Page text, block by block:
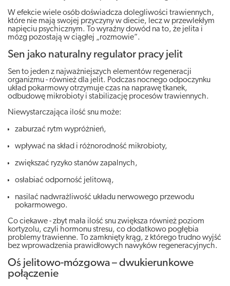
W efekcie wiele osób doświadcza dolegliwości trawiennych,
które nie mają swojej przyczyny w diecie, lecz w przewlekłym
napięciu psychicznym. To wyraźny dowód na to, że jelita i
mózg pozostają w ciągłej „rozmowie”.
Sen jako naturalny regulator pracy jelit
Sen to jeden z najważniejszych elementów regeneracji
organizmu - również dla jelit. Podczas nocnego odpoczynku
układ pokarmowy otrzymuje czas na naprawę tkanek,
odbudowę mikrobioty i stabilizację procesów trawiennych.
Niewystarczająca ilość snu może:
zaburzać rytm wypróżnień,
wpływać na skład i różnorodność mikrobioty,
zwiększać ryzyko stanów zapalnych,
osłabiać odporność jelitową,
nasilać nadwrażliwość układu nerwowego przewodu
pokarmowego.
Co ciekawe - zbyt mała ilość snu zwiększa również poziom
kortyzolu, czyli hormonu stresu, co dodatkowo pogłębia
problemy trawienne. To zamknięty krąg, z którego trudno wyjść
bez wprowadzenia prawidłowych nawyków regeneracyjnych.
Oś jelitowo-mózgowa – dwukierunkowe
połączenie